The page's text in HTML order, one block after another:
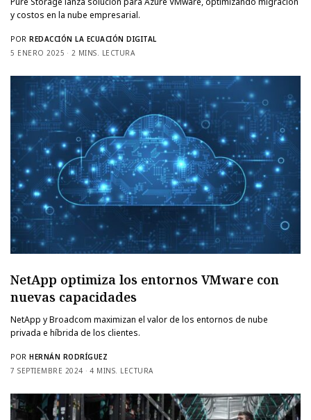
y costos en la nube empresarial.
POR REDACCIÓN LA ECUACIÓN DIGITAL
5 ENERO 2025
2 MINS. LECTURA
NetApp optimiza los entornos VMware con
nuevas capacidades
NetApp y Broadcom maximizan el valor de los entornos de nube
privada e híbrida de los clientes.
POR HERNÁN RODRÍGUEZ
7 SEPTIEMBRE 2024
4 MINS. LECTURA